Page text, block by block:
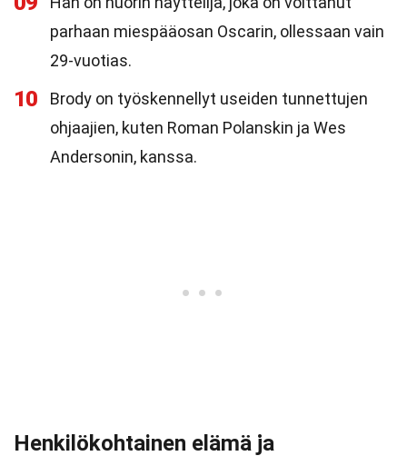
parhaan miespääosan Oscarin, ollessaan vain
29-vuotias.
10
Brody on työskennellyt useiden tunnettujen
ohjaajien, kuten Roman Polanskin ja Wes
Andersonin, kanssa.
Henkilökohtainen elämä ja